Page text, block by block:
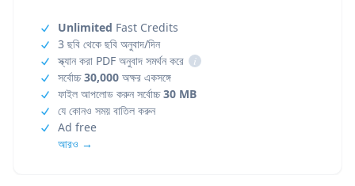
Unlimited Fast Credits
3 ছবি থেকে ছবি অনুবাদ/দিন
স্ক্যান করা PDF অনুবাদ সমর্থন করে
i
সর্বোচ্চ30,000 অক্ষর একসঙ্গে
ফাইল আপলোড করুন সর্বোচ্চ30 MB
যে কোনও সময় বাতিল করুন
Ad free
আরও →